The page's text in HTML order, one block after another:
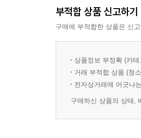
K는 유약하고 말이 어
바다를 보려고 남자와 K
『잠』
“나는 그때 기분 나쁜 꿈
무척 어둡고 미끄덩거리
부적합 상품 신고하기
구매에 부적합한 상품은 신
상품정보 부정확 (카
거래 부적합 상품 (청
전자상거래에 어긋나
구매하신 상품의 상태,